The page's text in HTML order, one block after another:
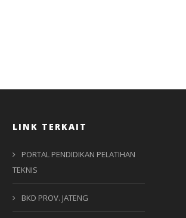
LINK TERKAIT
PORTAL PENDIDIKAN PELATIHAN
TEKNIS
BKD PROV. JATENG